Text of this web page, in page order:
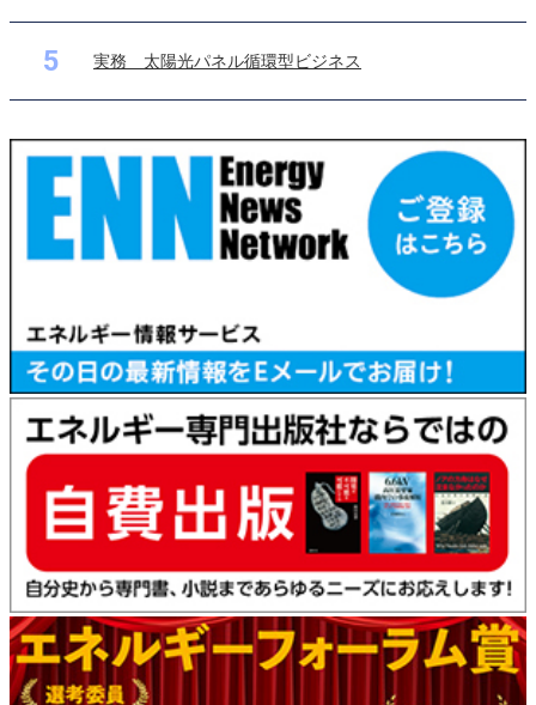
5 実務 太陽光パネル循環型ビジネス